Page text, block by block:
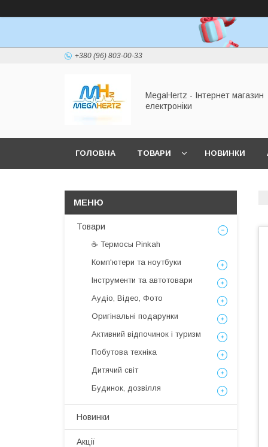
+380 (96) 803-00-33
MegaHertz - Інтернет магазин
електроніки
ГОЛОВНА ТОВАРИ НОВИНКИ
Товари
☕ Термосы Pinkah
Комп'ютери та ноутбуки
Інструменти та автотовари
Аудіо, Відео, Фото
Оригінальні подарунки
Активний відпочинок і туризм
Побутова техніка
Дитячий світ
Будинок, дозвілля
Новинки
Акції